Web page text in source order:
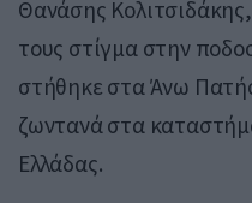
Θανάσης
τους στίγμα στην
στήθηκε στα Άνω
ζωντανά στα
Ελλάδας.